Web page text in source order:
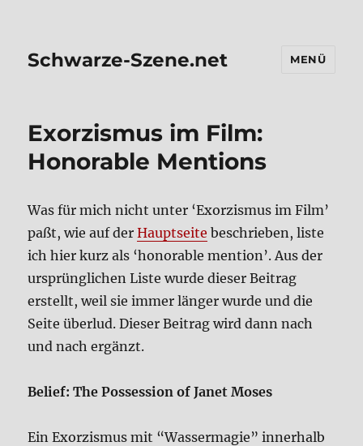
Schwarze-Szene.net MENÜ
Exor­zis­mus im Film:
Hono­rable Men­ti­ons
Was für mich nicht unter ‘Exor­zis­mus im Film’
paßt, wie auf derHaupt­sei­te beschrie­ben, liste
ich hier kurz als ‘hono­rable men­ti­on’. Aus der
ursprüng­li­chen Liste wur­de die­ser Bei­trag
erstellt, weil sie immer län­ger wur­de und die
Sei­te über­lud. Die­ser Bei­trag wird dann nach
und nach ergänzt.
Belief: The Pos­ses­si­on of Janet Moses
Ein Exor­zis­mus mit “Was­ser­ma­gie” inner­halb